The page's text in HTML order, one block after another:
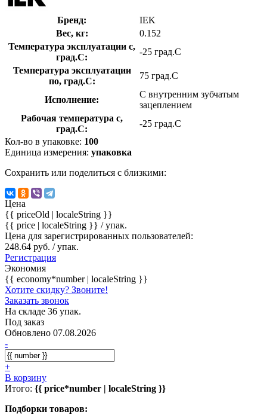
Бренд:
IEK
Вес, кг:
0.152
Температура эксплуатации с,
град.C:
-25 град.C
Температура эксплуатации
по, град.C:
75 град.C
Исполнение:
С внутренним зубчатым
зацеплением
Рабочая температура с,
град.C:
-25 град.C
Кол-во в упаковке: 100
Единица измерения: упаковка
Сохранить или поделиться с близкими:
Цена
{{ priceOld | localeString }}
{{ price | localeString }} / упак.
Цена для зарегистрированных пользователей:
248.64 руб. / упак.
Регистрация
Экономия
{{ economy*number | localeString }}
Хотите скидку? Звоните!
Заказать звонок
На складе 36 упак.
Под заказ
Обновлено 07.08.2026
-
+
В корзину
Итого: {{ price*number | localeString }}
Подборки товаров: